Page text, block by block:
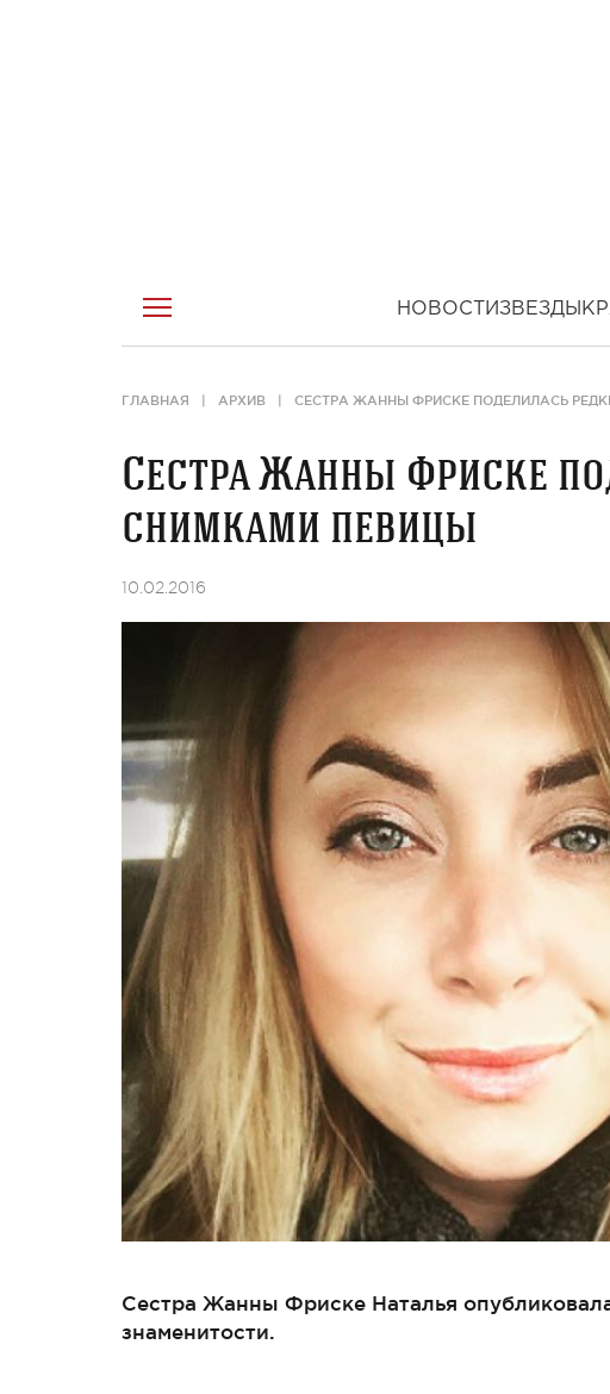
НОВОСТИ ЗВЕЗДЫ
ГЛАВНАЯ АРХИВ СЕСТРА ЖАННЫ ФРИСКЕ ПОДЕЛИЛАСЬ
Сестра Жанны Фриске
снимками певицы
10.02.2016
Сестра Жанны Фриске Наталья
знаменитости.